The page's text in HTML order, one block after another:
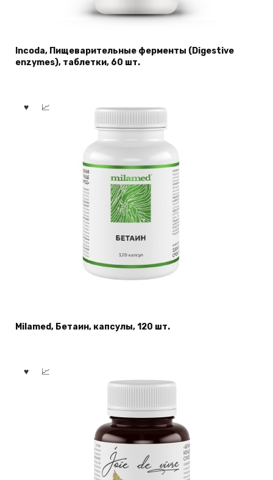
Incoda, Пищеварительные ферменты (Digestive
enzymes), таблетки, 60 шт.
Milamed, Бетаин, капсулы, 120 шт.